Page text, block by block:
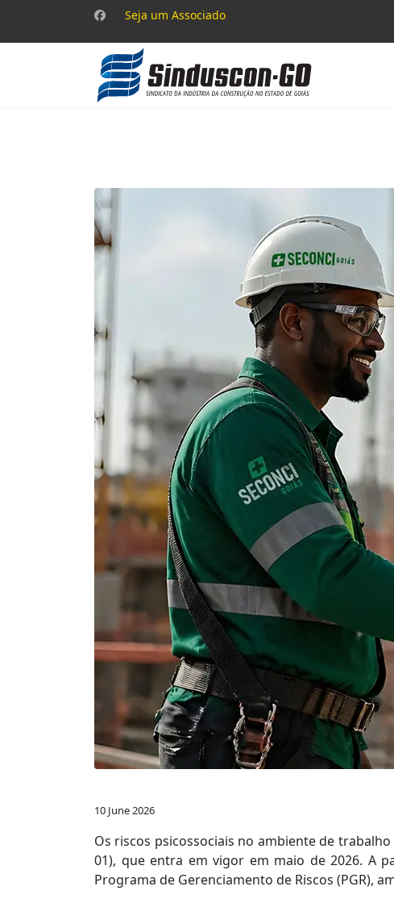
Seja um Associado
10 June 2026
Os riscos psicossociais no ambiente de
01), que entra em vigor em maio de 2026. A
Programa de Gerenciamento de Riscos (PGR),